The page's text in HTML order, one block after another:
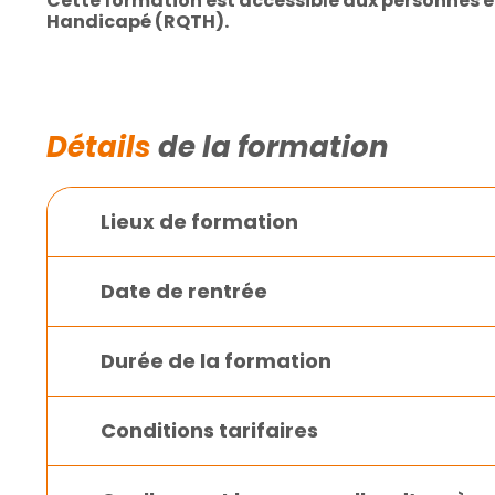
Handicapé (RQTH).
Détailsde la formation
Lieux de formation
Date de rentrée
Durée de la formation
Conditions tarifaires